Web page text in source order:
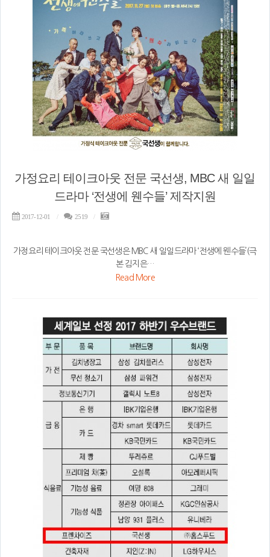
가정요리 테이크아웃 전문 국선생, MBC 새 일일
드라마 ‘전생에 웬수들’ 제작지원
2017-12-01 2519
가정요리 테이크아웃 전문 국선생은 MBC 새 일일드라마 ‘전생에 웬수들’(극
본 김지은…
Read More